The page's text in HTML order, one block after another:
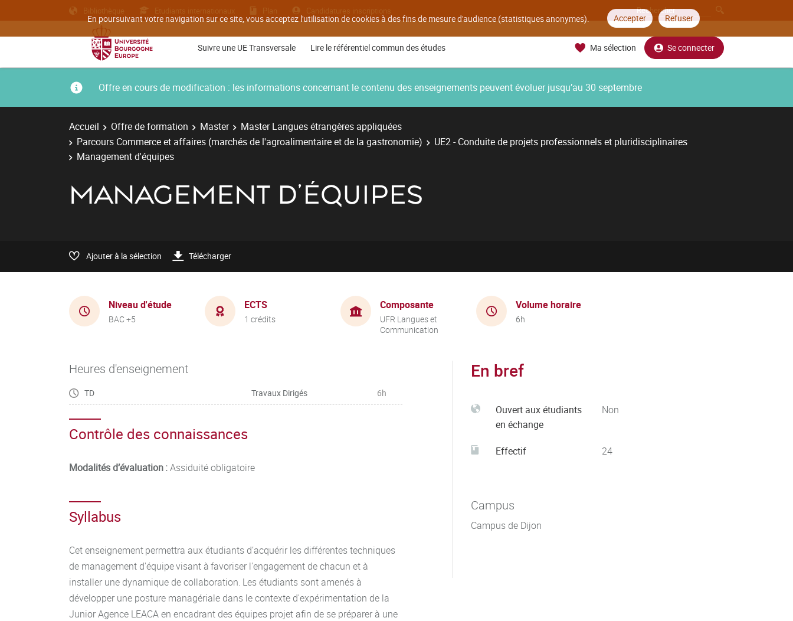
En poursuivant votre navigation sur ce site, vous acceptez l'utilisation de cookies à des fins de mesure d'audience (statistiques anonymes). Accepter Refuser
Bibliothèque Etudiants internationaux Plan Candidatures inscriptions
Suivre une UE Transversale Lire le référentiel commun des études Ma sélection Se connecter
Offre en cours de modification : les informations concernant le contenu des enseignements peuvent évoluer jusqu’au 30 septembre
Accueil Offre de formation Master
Master Langues étrangères appliquées
Parcours Commerce et affaires (marchés de l'agroalimentaire et de la gastronomie)
UE2 - Conduite de projets professionnels et pluridisciplinaires
Management d'équipes
MANAGEMENT D'ÉQUIPES
Ajouter à la sélection Télécharger
Niveau d'étude
BAC +5
ECTS
1 crédits
Composante
UFR Langues et
Communication
Volume horaire
6h
Heures d'enseignement
TD Travaux Dirigés 6h
Contrôle des connaissances
Modalités d’évaluation :Assiduité obligatoire
Syllabus
Cet enseignement permettra aux étudiants d’acquérir les différentes techniques
de management d'équipe visant à favoriser l'engagement de chacun et à
installer une dynamique de collaboration. Les étudiants sont amenés à
développer une posture managériale dans le contexte d'expérimentation de la
Junior Agence LEACA en encadrant des équipes projet afin de se préparer à une
En bref
Ouvert aux étudiants
en échange
Non
Effectif 24
Campus
Campus de Dijon